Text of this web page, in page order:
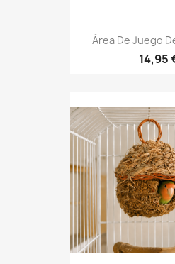
Área De Juego
14,95